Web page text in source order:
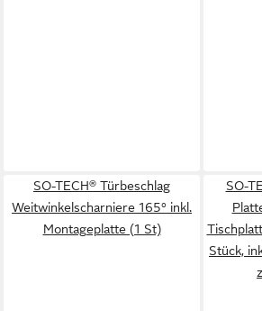
SO-TECH® Türbeschlag
Weitwinkelscharniere 165° inkl.
Montageplatte (1 St)
SO-
Stück,